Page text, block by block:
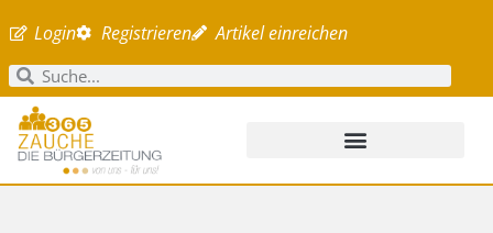
Login Registrieren Artikel einreichen